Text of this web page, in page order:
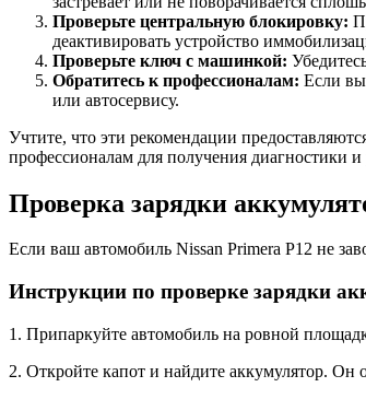
Проверьте центральную блокировку:
деактивировать устройство
Проверьте ключ с машинкой:
Обратитесь к профессионалам: Если вы
или автосервису.
Учтите, что эти рекомендации
профессионалам для получения диагностики
Проверка зарядки
Если ваш автомобиль Nissan Primera P12 не
Инструкции по проверке зарядки
1. Припаркуйте автомобиль на ровной
2. Откройте капот и найдите аккумулятор. Он